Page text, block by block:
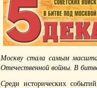
Москву стала самым
Отечественной войны. В
Среди исторических